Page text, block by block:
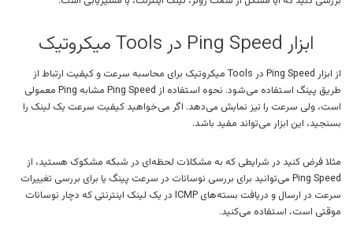
ابزار Ping Speed در Tools میکروتیک
از ابزار Ping Speed در Tools میکروتیک برای محاسبه سرعت و کیفیت ارتباط از
طریق پینگ استفاده می‌شود. نحوه استفاده از Ping Speed مشابه Ping معمولی
است، ولی سرعت را نیز نمایش می‌دهد. اگر می‌خواهید کیفیت سرعت یک لینک را
بسنجید، این ابزار می‌تواند مفید باشد.
مثلا فرض کنید در شرایطی که به مشکلات لحظه‌ای در شبکه مشکوک هستید، از
Ping Speed می‌توانید برای بررسی نوسانات در سرعت پینگ یا برای بررسی تغییرات
سرعت در ارسال و دریافت بسته‌های ICMP در یک لینک اینترنتی که دچار نوسانات
موقتی است، استفاده می‌کنید.